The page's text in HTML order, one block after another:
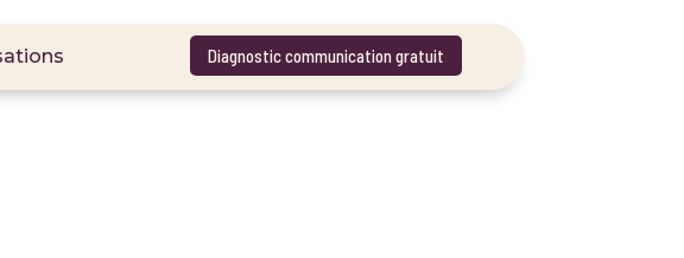
Diagnostic communication gratuit
Diagnostic communication gratuit